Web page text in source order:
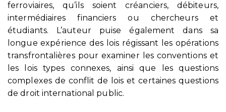
ferroviaires, qu’ils soient créanciers, débiteurs,
intermédiaires financiers ou chercheurs et
étudiants. L’auteur puise également dans sa
longue expérience des lois régissant les opérations
transfrontalières pour examiner les conventions et
les lois types connexes, ainsi que les questions
complexes de conflit de lois et certaines questions
de droit international public.